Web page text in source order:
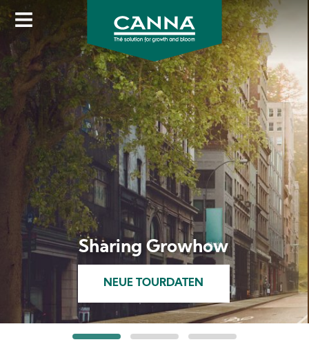
Direkt
Inhalt
Organischer Anbau leicht
gemacht mit BIOCANNA
ENTDECKE UNSERE BIO-PRODUKTLINIE